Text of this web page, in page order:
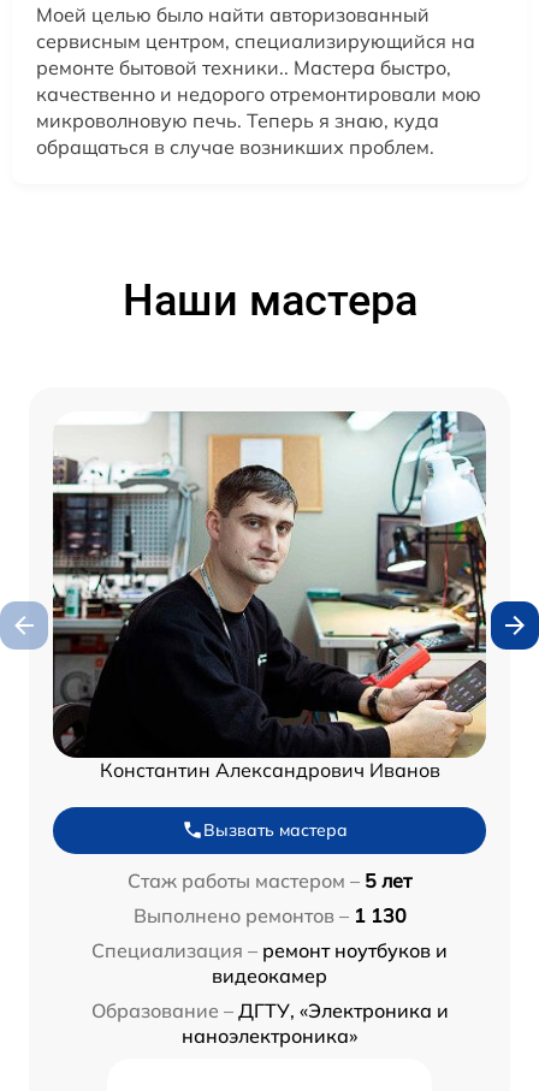
Моей целью было найти авторизованный
сервисным центром, специализирующийся на
ремонте бытовой техники.. Мастера быстро,
качественно и недорого отремонтировали мою
микроволновую печь. Теперь я знаю, куда
обращаться в случае возникших проблем.
Наши мастера
Константин Александрович Иванов
Вызвать мастера
Стаж работы мастером – 5 лет
Выполнено ремонтов – 1 130
Специализация – ремонт ноутбуков и
видеокамер
Образование – ДГТУ, «Электроника и
наноэлектроника»